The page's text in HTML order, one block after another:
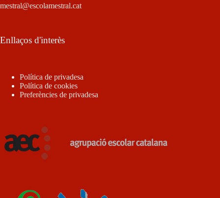
mestral@escolamestral.cat
Enllaços d'interès
Política de privadesa
Política de cookies
Preferències de privadesa